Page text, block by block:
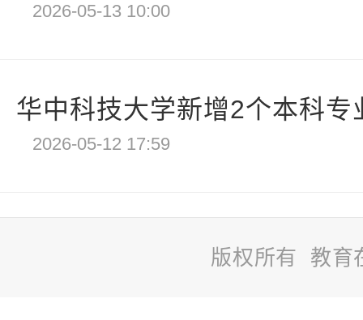
2026-05-13 10:00
华中科技大学新增2个本科
2026-05-12 17:59
版权所有 教育